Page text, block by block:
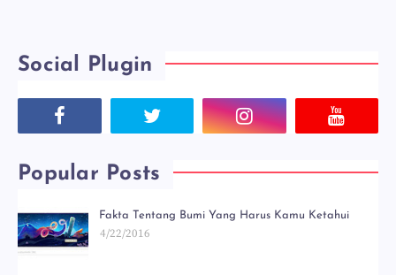
Social Plugin
Popular Posts
Fakta Tentang Bumi Yang Harus Kamu Ketahui
4/22/2016